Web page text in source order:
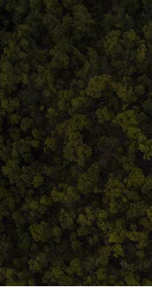
Termeni și condiții
ANPC